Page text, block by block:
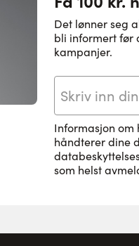
Det lønner seg
bli informert før
kampanjer.
Informasjon
håndterer dine
som helst